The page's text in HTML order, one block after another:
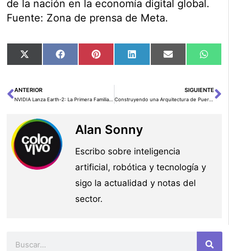
de la nación en la economía digital global.
Fuente: Zona de prensa de Meta.
Compartir
en
X
Compartir
en
FacebookCompartir
en
PinterestCompartir
en
LinkedInCompartir
en
Email
en
Ant
ANTERIOR SIGUIENTE
Alan Sonny
Escribo sobre inteligencia
artificial, robótica y tecnología y
sigo la actualidad y notas del
sector.